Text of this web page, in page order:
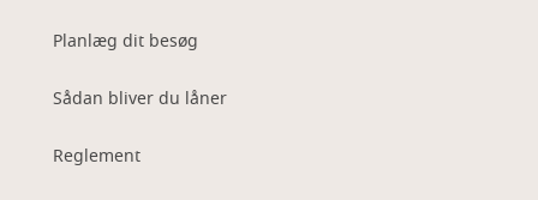
Planlæg dit besøg
Sådan bliver du låner
Reglement